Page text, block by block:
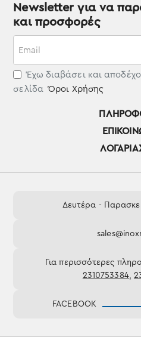
Newsletter για να
και προσφορές
Έχω διαβάσει και
σελίδα Όροι Χρήσης
Δευτέρα -
Για περισσότερες
2310753384,
FACEBOOK